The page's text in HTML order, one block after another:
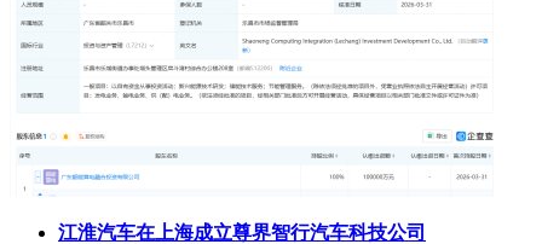
江淮汽车在上海成立尊界智行汽车科技公司